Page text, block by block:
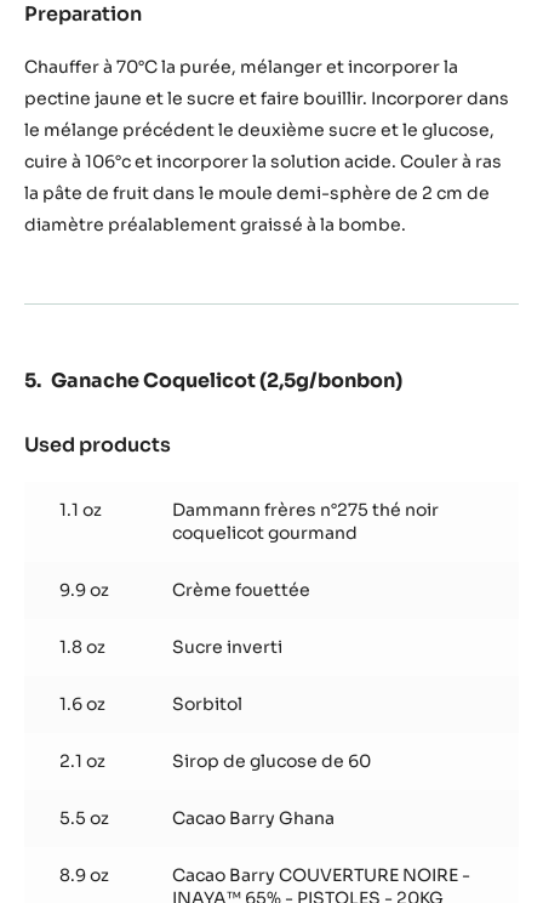
Preparation
cœur
de
fraise
(pâte
de
fruit)
Chauffer à 70°C la purée, mélanger et incorporer la
pectine jaune et le sucre et faire bouillir. Incorporer dans
le mélange précédent le deuxième sucre et le glucose,
cuire à 106°c et incorporer la solution acide. Couler à ras
la pâte de fruit dans le moule demi-sphère de 2 cm de
diamètre préalablement graissé à la bombe.
Ganache Coquelicot (2,5g/bonbon)
Used products
Coquelicot
(2,5g/bonbon)
1.1 oz
Dammann frères n°275 thé noir
coquelicot gourmand
9.9 oz Crème fouettée
1.8 oz Sucre inverti
1.6 oz Sorbitol
2.1 oz Sirop de glucose de 60
5.5 oz Cacao Barry Ghana
8.9 oz
Cacao Barry COUVERTURE NOIRE -
INAYA™ 65% - PISTOLES - 20KG